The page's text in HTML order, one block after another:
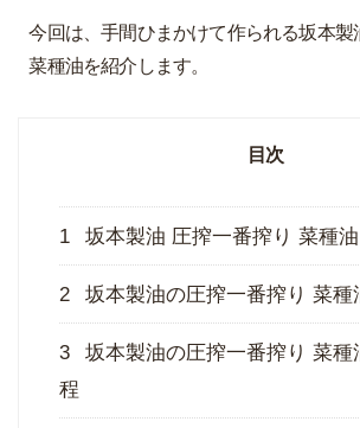
今回は、手間ひまかけて作られる坂本製
菜種油を紹介します。
目次
1 坂本製油 圧搾一番搾り 菜種油
2 坂本製油の圧搾一番搾り 菜種
3
坂本製油の圧搾一番搾り 菜種
程